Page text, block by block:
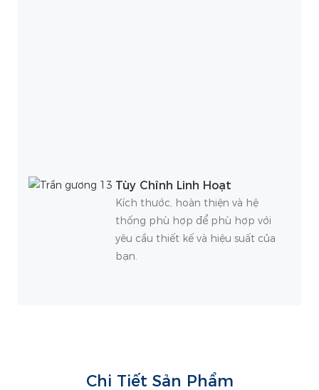
Tùy Chỉnh Linh Hoạt
Kích thước, hoàn thiện và hệ
thống phù hợp để phù hợp với
yêu cầu thiết kế và hiệu suất của
bạn.
Chi Tiết Sản Phẩm